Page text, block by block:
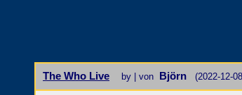
The Who Live by | von Björn (2022-12-